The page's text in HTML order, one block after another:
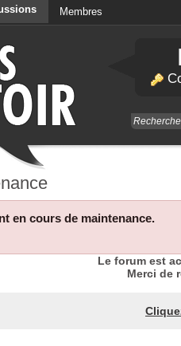
Membres
en cours de maintenance.
Le forum est
Merci de